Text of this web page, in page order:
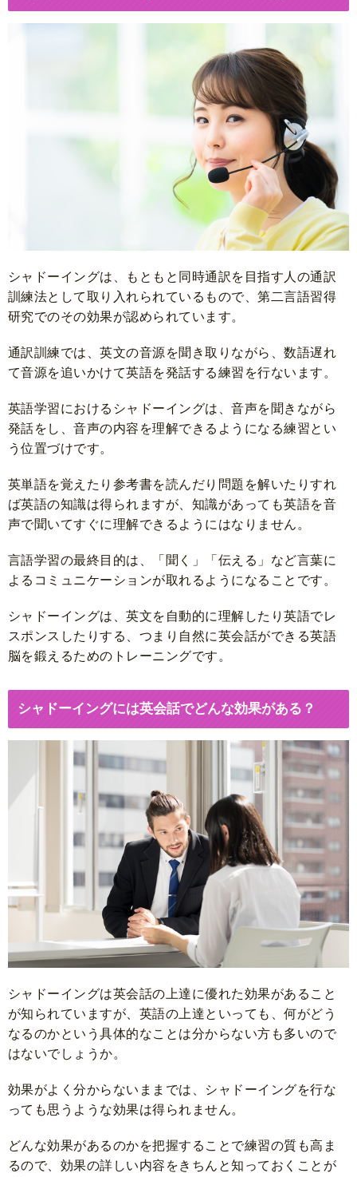
シャドーイングは、もともと同時通訳を目指す人の通訳
訓練法として取り入れられているもので、第二言語習得
研究でのその効果が認められています。
通訳訓練では、英文の音源を聞き取りながら、数語遅れ
て音源を追いかけて英語を発話する練習を行ないます。
英語学習におけるシャドーイングは、音声を聞きながら
発話をし、音声の内容を理解できるようになる練習とい
う位置づけです。
英単語を覚えたり参考書を読んだり問題を解いたりすれ
ば英語の知識は得られますが、知識があっても英語を音
声で聞いてすぐに理解できるようにはなりません。
言語学習の最終目的は、「聞く」「伝える」など言葉に
よるコミュニケーションが取れるようになることです。
シャドーイングは、英文を自動的に理解したり英語でレ
スポンスしたりする、つまり自然に英会話ができる英語
脳を鍛えるためのトレーニングです。
シャドーイングには英会話でどんな効果がある？
シャドーイングは英会話の上達に優れた効果があること
が知られていますが、英語の上達といっても、何がどう
なるのかという具体的なことは分からない方も多いので
はないでしょうか。
効果がよく分からないままでは、シャドーイングを行な
っても思うような効果は得られません。
どんな効果があるのかを把握することで練習の質も高ま
るので、効果の詳しい内容をきちんと知っておくことが